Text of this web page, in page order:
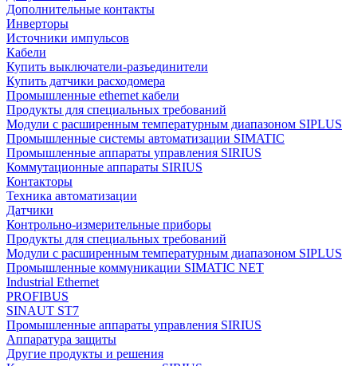
Дополнительные контакты
Инверторы
Источники импульсов
Кабели
Купить выключатели-разъединители
Купить датчики расходомера
Промышленные ethernet кабели
Продукты для специальных требований
Модули с расширенным температурным диапазоном SIPLUS
Промышленные системы автоматизации SIMATIC
Промышленные аппараты управления SIRIUS
Коммутационные аппараты SIRIUS
Контакторы
Техника автоматизации
Датчики
Контрольно-измерительные приборы
Продукты для специальных требований
Модули с расширенным температурным диапазоном SIPLUS
Промышленные коммуникации SIMATIC NET
Industrial Ethernet
PROFIBUS
SINAUT ST7
Промышленные аппараты управления SIRIUS
Аппаратура защиты
Другие продукты и решения